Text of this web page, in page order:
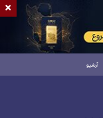
آرشیو
×